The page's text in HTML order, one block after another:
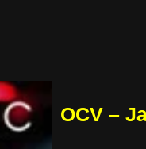
OCV –